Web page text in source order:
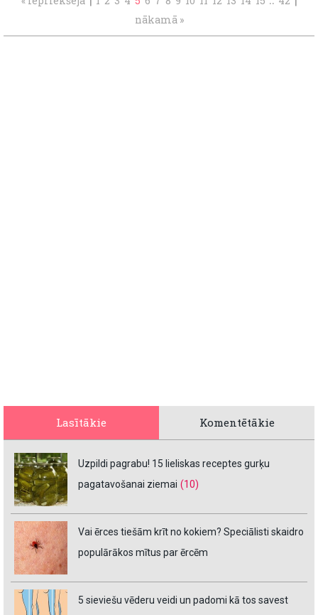
nākamā »
Lasītākie Komentētākie
Uzpildi pagrabu! 15 lieliskas receptes gurķu
pagatavošanai ziemai (10)
Vai ērces tiešām krīt no kokiem? Speciālisti skaidro
populārākos mītus par ērcēm
5 sieviešu vēderu veidi un padomi kā tos savest